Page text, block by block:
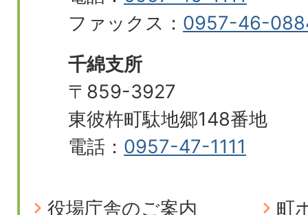
ファックス： 0957-46-
千綿支所
〒859-3927
東彼杵町駄地郷148番地
電話： 0957-47-1111
役場庁舎のご案内
町